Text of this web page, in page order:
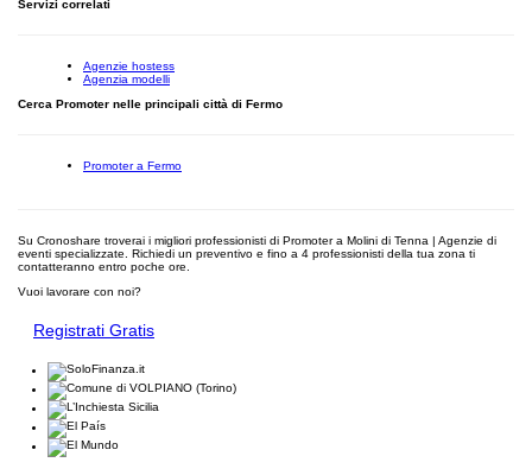
Servizi correlati
Agenzie hostess
Agenzia modelli
Cerca Promoter nelle principali città di Fermo
Promoter a Fermo
Su Cronoshare troverai i migliori professionisti di Promoter a Molini di Tenna | Agenzie di
eventi specializzate. Richiedi un preventivo e fino a 4 professionisti della tua zona ti
contatteranno entro poche ore.
Vuoi lavorare con noi?
Registrati Gratis